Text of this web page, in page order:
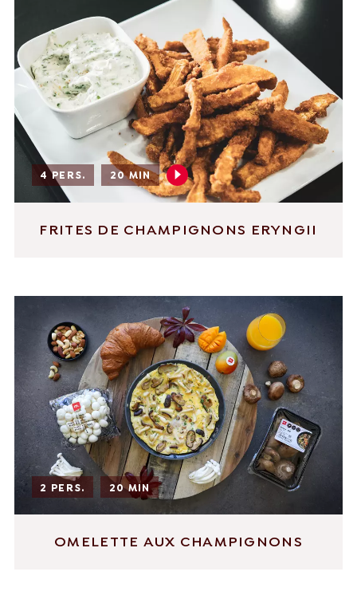
4 PERS. 20 MIN
FRITES DE CHAMPIGNONS ERYNGII
2 PERS. 20 MIN
OMELETTE AUX CHAMPIGNONS